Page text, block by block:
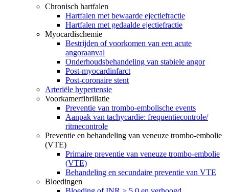
Chronisch hartfalen
Hartfalen met bewaarde ejectiefractie
Hartfalen met gedaalde ejectiefractie
Myocardischemie
Bestrijden of voorkomen van een acute
angoraanval
Onderhoudsbehandeling van stabiele angor
Post-myocardinfarct
Post-coronaire stent
Arteriële hypertensie
Voorkamerfibrillatie
Preventie van trombo-embolische events
Aanpak van tachycardie: frequentiecontrole/
ritmecontrole
Preventie en behandeling van veneuze trombo-embolie
(VTE)
Primaire preventie van veneuze trombo-embolie
(VTE)
Behandeling en secundaire preventie van VTE
Bloedingen